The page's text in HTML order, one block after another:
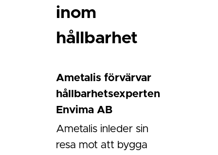
inom
hållbarhet
Ametalis förvärvar
hållbarhetsexperten
Envima AB
Ametalis inleder sin
resa mot att bygga